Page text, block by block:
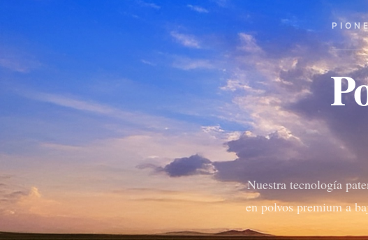
Nuestra tecnología
en polvos premium a